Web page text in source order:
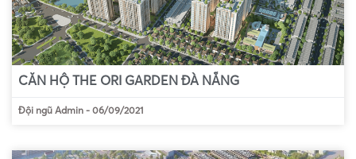
CĂN HỘ THE ORI GARDEN ĐÀ NẴNG
Đội ngũ Admin - 06/09/2021